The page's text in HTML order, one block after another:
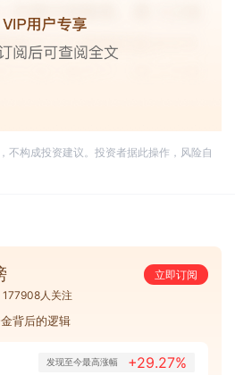
不构成投资建议。投资者据此操作，风险自
立即订阅
177908人关注
背后的逻辑
发现至今最高涨幅 +29.27%